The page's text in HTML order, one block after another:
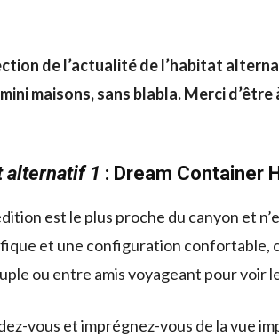
de l’actualité de l’habitat
maisons, sans blabla. Merci
alternatif 1 : Dream Container
est le plus proche du canyon et
et une configuration confortable,
ou entre amis voyageant pour voir
vous et imprégnez-vous de la vue